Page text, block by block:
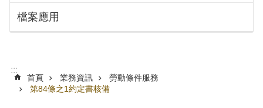
訊
息
公
識
檔案應用
:::
首頁 業務資訊
勞動條件服務
第84條之1約定書核備